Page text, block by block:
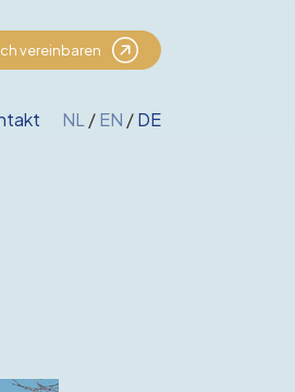
vereinbaren
NL /EN /DE